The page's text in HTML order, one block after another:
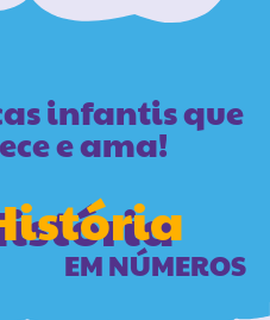
infantis que
e ama!
EM NÚMEROS